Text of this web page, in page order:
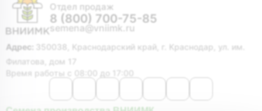
Отдел продаж
8 (800) 700-75-85
semena@vniimk.ru
Адрес:
350038, Краснодарский край, г. Краснодар, ул. им.
Филатова, дом 17
Время работы с 08:00 до 17:00